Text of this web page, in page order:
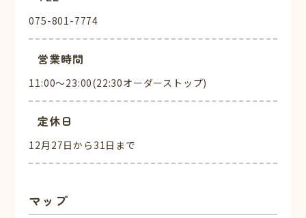
075-801-7774
営業時間
11:00～23:00(22:30オーダーストップ)
定休日
12月27日から31日まで
マップ